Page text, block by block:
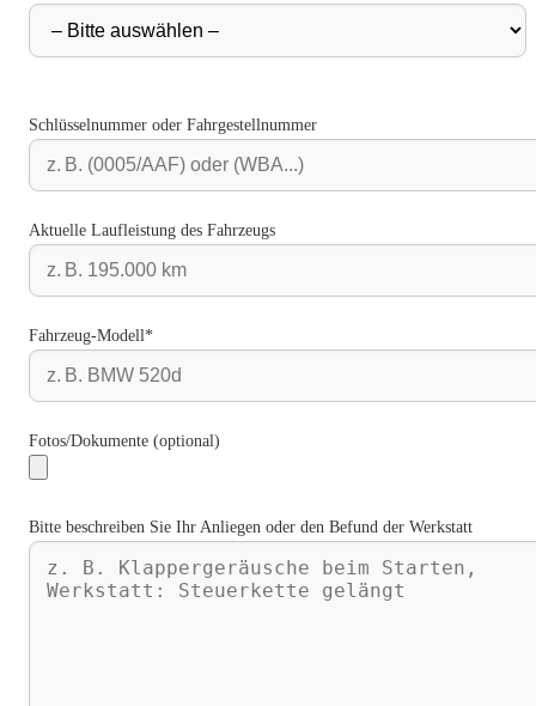
Schlüsselnummer oder Fahrgestellnummer
Aktuelle Laufleistung des Fahrzeugs
Fahrzeug-Modell*
Fotos/Dokumente (optional)
Bitte beschreiben Sie Ihr Anliegen oder den Befund der Werkstatt